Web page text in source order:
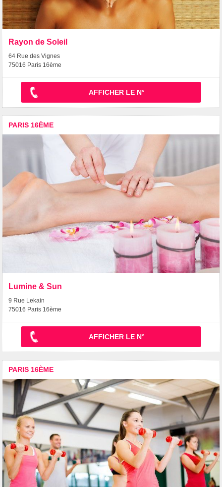
Rayon de Soleil
64 Rue des Vignes
75016 Paris 16ème
AFFICHER LE N°
PARIS 16ÈME
Lumine & Sun
9 Rue Lekain
75016 Paris 16ème
AFFICHER LE N°
PARIS 16ÈME